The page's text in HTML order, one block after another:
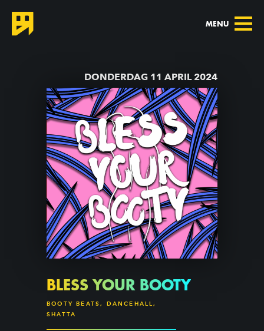
MENU
DONDERDAG 11 APRIL 2024
BLESS YOUR BOOTY
BOOTY BEATS, DANCEHALL,
SHATTA